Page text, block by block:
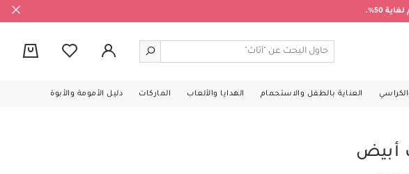
50%.
العناية بالطفل والاستحمام الهدايا والألعاب الماركات دليل الأمومة والأبوة
أبيض